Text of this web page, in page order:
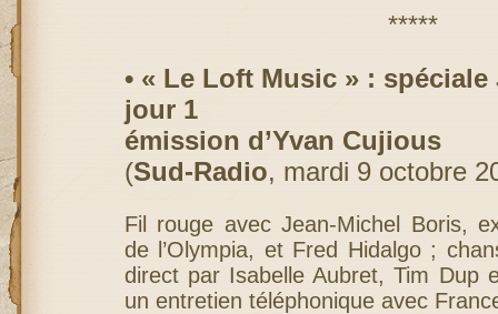
*****
• « Le Loft Music » :
jour 1
émission d’Yvan Cujious
(Sud-Radio, mardi 9 octobre
Fil rouge avec Jean-Michel Boris,
de l’Olympia, et Fred Hidalgo ;
direct par Isabelle Aubret, Tim Dup
un entretien téléphonique avec